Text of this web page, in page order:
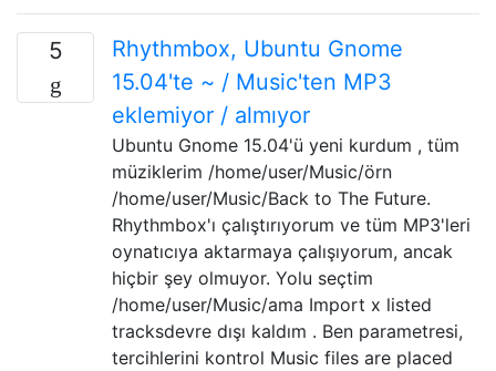
5
Rhythmbox, Ubuntu Gnome
15.04'te ~ / Music'ten MP3
eklemiyor / almıyor
Ubuntu Gnome 15.04'ü yeni kurdum , tüm
müziklerim /home/user/Music/örn
/home/user/Music/Back to The Future.
Rhythmbox'ı çalıştırıyorum ve tüm MP3'leri
oynatıcıya aktarmaya çalışıyorum, ancak
hiçbir şey olmuyor. Yolu seçtim
/home/user/Music/ama Import x listed
tracksdevre dışı kaldım . Ben parametresi,
tercihlerini kontrol Music files are placed